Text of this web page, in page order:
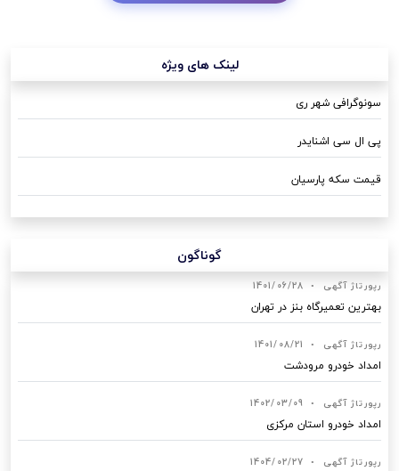
لینک های ویژه
سونوگرافی شهر ری
پی ال سی اشنایدر
قیمت سکه پارسیان
گوناگون
رپورتاژ آگهی •
1401/06/28
بهترین تعمیرگاه بنز در تهران
رپورتاژ آگهی •
1401/08/21
امداد خودرو مرودشت
رپورتاژ آگهی •
1402/03/09
امداد خودرو استان مرکزی
رپورتاژ آگهی •
1404/02/27